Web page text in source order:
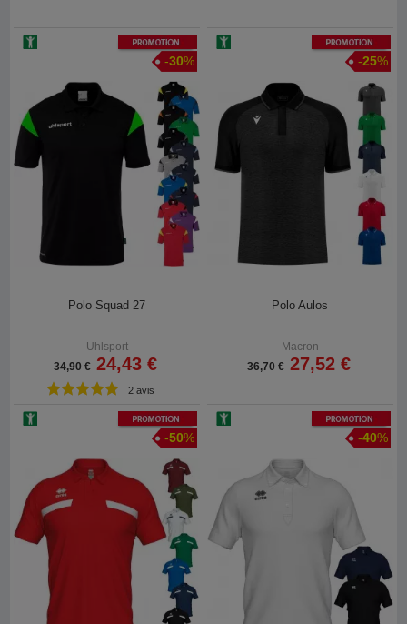
Promotion
-30%
Polo Squad 27
Uhlsport
34,90 € 24,43 €
2 avis
Promotion
-25%
Polo Aulos
Macron
36,70 € 27,52 €
Promotion
-50%
Promotion
-40%